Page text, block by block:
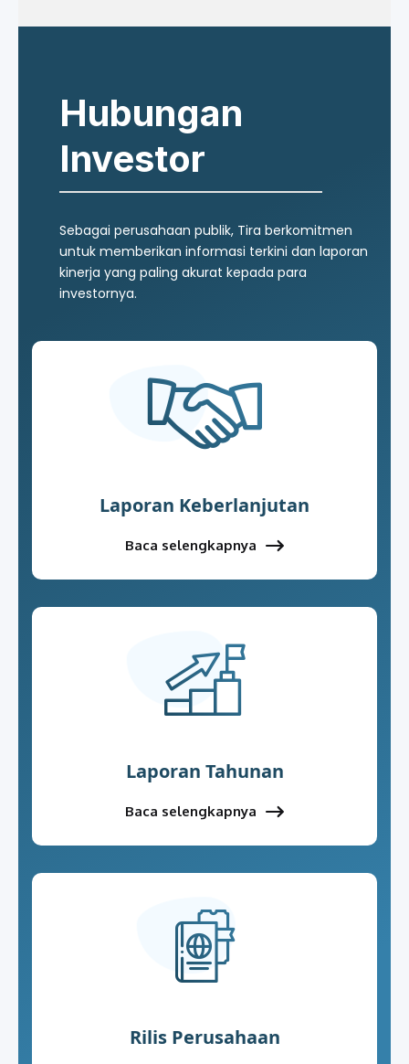
Hubungan
Investor
Sebagai perusahaan publik, Tira berkomitmen
untuk memberikan informasi terkini dan laporan
kinerja yang paling akurat kepada para
investornya.
Laporan Keberlanjutan
Baca selengkapnya
Laporan Tahunan
Baca selengkapnya
Rilis Perusahaan